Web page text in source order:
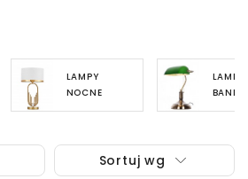
odnajdą się praktycznie w
odsypialni, gabinetu
czy
kuchnię i
, po
domu lub mieszkania.
produktów zdobią abażury z
tkaniny. Różnorodność
LAMPY
NOCNE
LAMPY
Sortuj wg